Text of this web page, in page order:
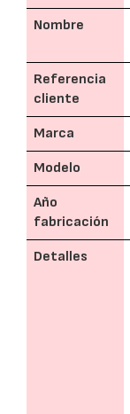
Nombre
Referencia
cliente
Marca
Modelo
Año
fabricación
Detalles